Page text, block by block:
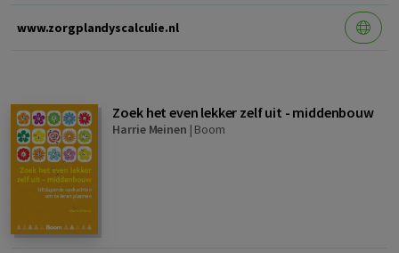
www.zorgplandyscalculie.nl
Zoek het even lekker zelf uit - middenbouw
Harrie Meinen | Boom